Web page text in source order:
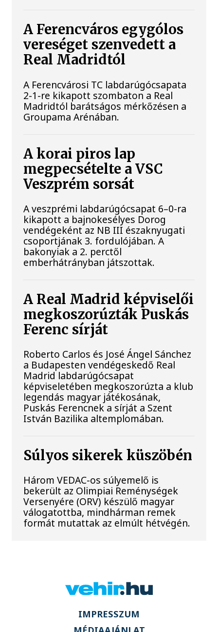
A Ferencváros egygólos
vereséget szenvedett a
Real Madridtól
A Ferencvárosi TC labdarúgócsapata
2-1-re kikapott szombaton a Real
Madridtól barátságos mérkőzésen a
Groupama Arénában.
A korai piros lap
megpecsételte a VSC
Veszprém sorsát
A veszprémi labdarúgócsapat 6–0-ra
kikapott a bajnokesélyes Dorog
vendégeként az NB III északnyugati
csoportjának 3. fordulójában. A
bakonyiak a 2. perctől
emberhátrányban játszottak.
A Real Madrid képviselői
megkoszorúzták Puskás
Ferenc sírját
Roberto Carlos és José Ángel Sánchez
a Budapesten vendégeskedő Real
Madrid labdarúgócsapat
képviseletében megkoszorúzta a klub
legendás magyar játékosának,
Puskás Ferencnek a sírját a Szent
István Bazilika altemplomában.
Súlyos sikerek küszöbén
Három VEDAC-os súlyemelő is
bekerült az Olimpiai Reménységek
Versenyére (ORV) készülő magyar
válogatottba, mindhárman remek
formát mutattak az elmúlt hétvégén.
IMPRESSZUM